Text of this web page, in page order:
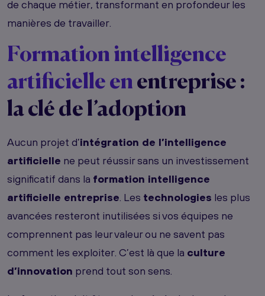
de chaque métier, transformant en profondeur les
manières de travailler.
Formation intelligence
artificielle en entreprise :
la clé de l’adoption
Aucun projet d’intégration de l’intelligence
artificielle ne peut réussir sans un investissement
significatif dans la formation intelligence
artificielle entreprise. Les technologies les plus
avancées resteront inutilisées si vos équipes ne
comprennent pas leur valeur ou ne savent pas
comment les exploiter. C’est là que la culture
d’innovation prend tout son sens.